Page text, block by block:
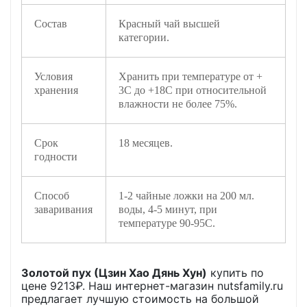
Состав
Красный чай высшей
категории.
Условия
хранения
Хранить при температуре от +
3С до +18С при относительной
влажности не более 75%.
Срок
годности
18 месяцев.
Способ
заваривания
1-2 чайные ложки на 200 мл.
воды, 4-5 минут, при
температуре 90-95C.
Золотой пух (Цзин Хао Дянь Хун) купить по
цене 9213₽. Наш интернет-магазин nutsfamily.ru
предлагает лучшую стоимость на большой